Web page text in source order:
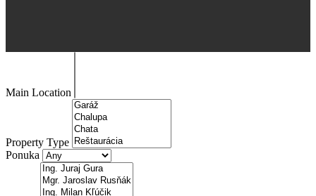
Main Location
Property Type
Ponuka